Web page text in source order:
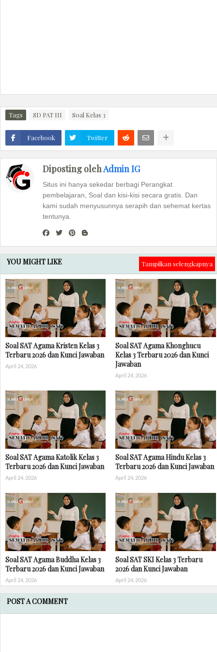
Tags SD PAT III Soal Kelas 3
Facebook Twitter
Diposting olehAdmin IG
Situs ini hanya sekedar berbagi Perangkat
pembelajaran, Soal dan kisi-kisi secara gratis. Dan
kami sudah menyusunnya serapih dan sehemat kertas
tentunya.
YOU MIGHT LIKE Tampilkan selengkapnya
Soal SAT Agama Kristen Kelas 3
Terbaru 2026 dan Kunci Jawaban
April 24, 2026
Soal SAT Agama Khonghucu
Kelas 3 Terbaru 2026 dan Kunci
Jawaban
April 24, 2026
Soal SAT Agama Katolik Kelas 3
Terbaru 2026 dan Kunci Jawaban
April 24, 2026
Soal SAT Agama Hindu Kelas 3
Terbaru 2026 dan Kunci Jawaban
April 24, 2026
Soal SAT Agama Buddha Kelas 3
Terbaru 2026 dan Kunci Jawaban
April 24, 2026
Soal SAT SKI Kelas 3 Terbaru
2026 dan Kunci Jawaban
April 24, 2026
POST A COMMENT